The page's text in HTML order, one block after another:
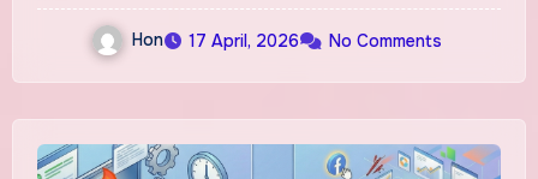
Hon 17 April, 2026 No Comments